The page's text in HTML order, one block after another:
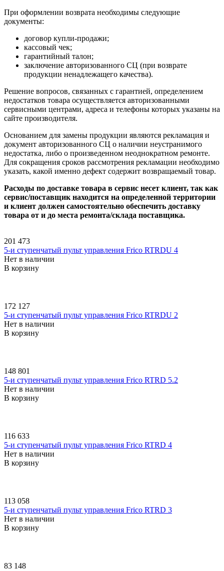
При оформлении возврата необходимы следующие
документы:
договор купли-продажи;
кассовый чек;
гарантийный талон;
заключение авторизованного СЦ (при возврате
продукции ненадлежащего качества).
Решение вопросов, связанных с гарантией, определением
недостатков товара осуществляется авторизованными
сервисными центрами, адреса и телефоны которых указаны на
сайте производителя.
Основанием для замены продукции являются рекламация и
документ авторизованного СЦ о наличии неустранимого
недостатка, либо о произведенном неоднократном ремонте.
Для сокращения сроков рассмотрения рекламации необходимо
указать, какой именно дефект содержит возвращаемый товар.
Расходы по доставке товара в сервис несет клиент, так как
сервис/поставщик находится на определенной территории
и клиент должен самостоятельно обеспечить доставку
товара от и до места ремонта/склада поставщика.
201 473
5-и ступенчатый пульт управления Frico RTRDU 4
Нет в наличии
В корзину
172 127
5-и ступенчатый пульт управления Frico RTRDU 2
Нет в наличии
В корзину
148 801
5-и ступенчатый пульт управления Frico RTRD 5.2
Нет в наличии
В корзину
116 633
5-и ступенчатый пульт управления Frico RTRD 4
Нет в наличии
В корзину
113 058
5-и ступенчатый пульт управления Frico RTRD 3
Нет в наличии
В корзину
83 148